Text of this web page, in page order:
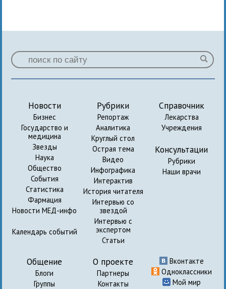
Новости
Бизнес
Государство и
медицина
Звезды
Наука
Общество
События
Статистика
Фармация
Новости МЕД-инфо
Календарь событий
Рубрики
Репортаж
Аналитика
Круглый стол
Острая тема
Видео
Инфографика
Интерактив
История читателя
Интервью со
звездой
Интервью с
экспертом
Статьи
Справочник
Лекарства
Учреждения
Консультации
Рубрики
Наши врачи
Общение
Блоги
Группы
О проекте
Партнеры
Контакты
Вконтакте
Одноклассники
Мой мир